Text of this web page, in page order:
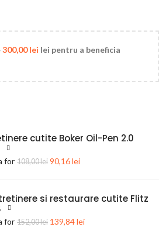
300,00lei lei pentru a beneficia
cutite Boker Oil-Pen 2.0
for 108,00lei 90,16lei
si restaurare cutite Flitz
for 152,00lei 139,84lei